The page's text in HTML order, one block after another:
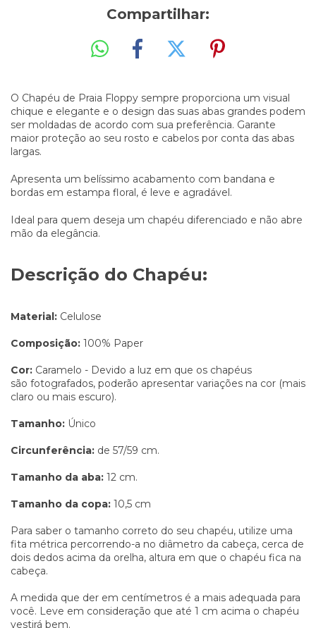
Compartilhar:
O Chapéu de Praia Floppy sempre proporciona um visual
chique e elegante e o design das suas abas grandes podem
ser moldadas de acordo com sua preferência. Garante
maior proteção ao seu rosto e cabelos por conta das abas
largas.
Apresenta um belíssimo acabamento com bandana e
bordas em estampa floral, é leve e agradável.
Ideal para quem deseja um chapéu diferenciado e não abre
mão da elegância.
Descrição do Chapéu:
Material: Celulose
Composição: 100% Paper
Cor: Caramelo - Devido a luz em que os chapéus
são fotografados, poderão apresentar variações na cor (mais
claro ou mais escuro).
Tamanho: Único
Circunferência: de 57/59 cm.
Tamanho da aba: 12 cm.
Tamanho da copa: 10,5 cm
Para saber o tamanho correto do seu chapéu, utilize uma
fita métrica percorrendo-a no diâmetro da cabeça, cerca de
dois dedos acima da orelha, altura em que o chapéu fica na
cabeça.
A medida que der em centímetros é a mais adequada para
você. Leve em consideração que até 1 cm acima o chapéu
vestirá bem.